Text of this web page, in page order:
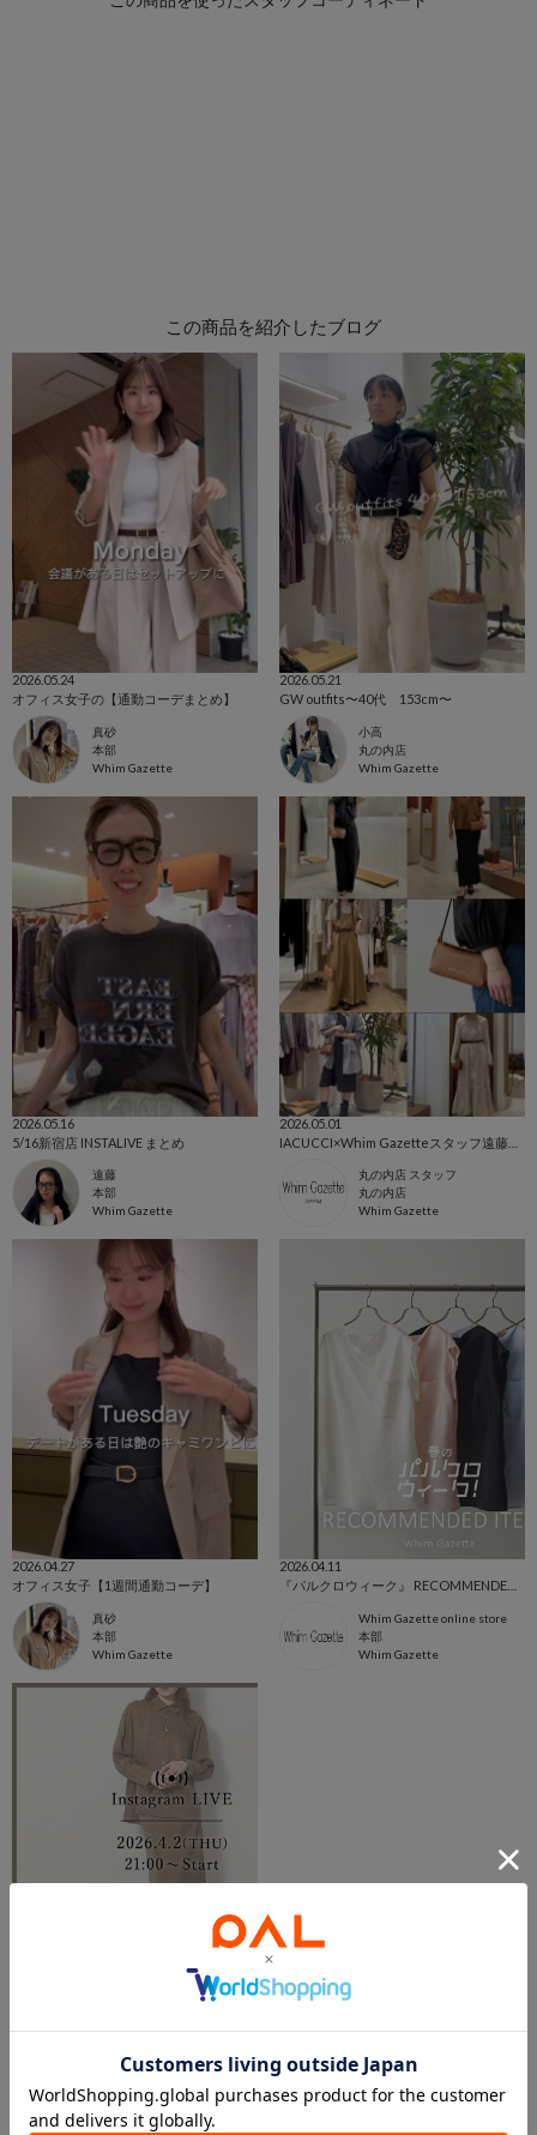
この商品を紹介したブログ
2026.05.24
オフィス女子の【通勤コーデまとめ】
真砂
本部
Whim Gazette
2026.05.21
GW outfits〜40代 153cm〜
小高
丸の内店
Whim Gazette
2026.05.16
5/16新宿店 INSTALIVE まとめ
遠藤
本部
Whim Gazette
2026.05.01
IACUCCI×Whim Gazetteスタッフ遠藤のコラボカラー 明日発売！！
丸の内店 スタッフ
丸の内店
Whim Gazette
2026.04.27
オフィス女子【1週間通勤コーデ】
真砂
本部
Whim Gazette
2026.04.11
『パルクロウィーク』 RECOMMENDED ITEMS！！
Whim Gazette online store
本部
Whim Gazette
4/2(木)Instagram Live ご紹介アイテム
Whim Gazette online store
Whim Gazette